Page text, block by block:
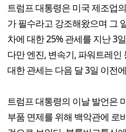
트럼프 대통령은 미국 제조업
가 필수라고 강조해왔으며 그
차에 대한 25% 관세를 지난 3
다만 엔진, 변속기, 파워트레인
대한 관세는 다음 달 3일 이전
트럼프 대통령의 이날 발언은
부품 면제를 위해 백악관에 로